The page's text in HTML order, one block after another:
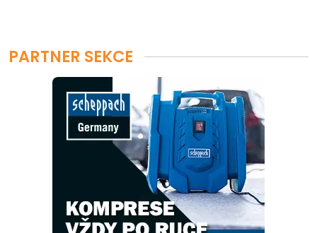
PARTNER SEKCE